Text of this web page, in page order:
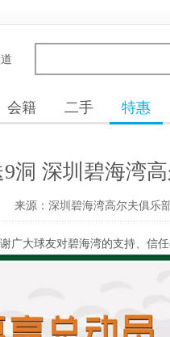
会籍 二手 特惠
9洞 深圳碧海湾
来源：深圳碧海湾高尔夫俱乐
广大球友对碧海湾的支持、信